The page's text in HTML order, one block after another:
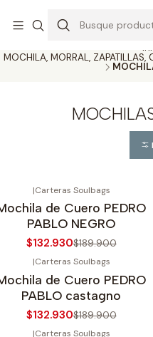
SOLO EL CUERO
MOCHILA, MORRAL, ZAPATILLAS,
|Carteras Soulbags
de Cuero PEDRO
PABLO NEGRO
$132.930$189.900
|Carteras Soulbags
de Cuero PEDRO
PABLO castagno
$132.930$189.900
|Carteras Soulbags